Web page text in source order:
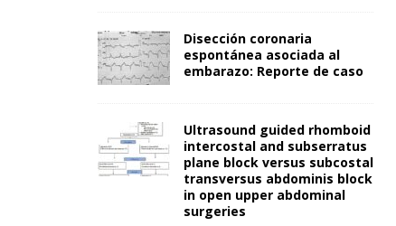
Disección coronaria
espontánea asociada al
embarazo: Reporte de caso
Ultrasound guided rhomboid
intercostal and subserratus
plane block versus subcostal
transversus abdominis block
in open upper abdominal
surgeries